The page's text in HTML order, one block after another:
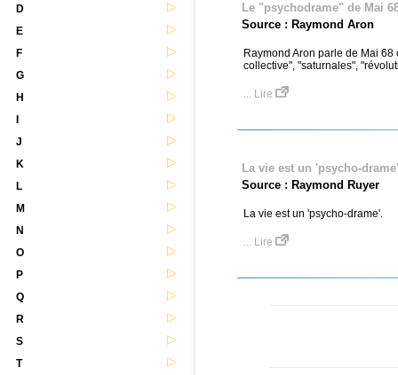
D
E
F
G
H
J
K
L
M
N
O
P
Q
R
S
T
Le "psychodrame" de Mai
Source : Raymond Aron
Raymond Aron parle de Mai
collective", "saturnales",
... Lire
La vie est un 'psycho-
Source : Raymond Ruyer
La vie est un 'psycho-drame'.
... Lire